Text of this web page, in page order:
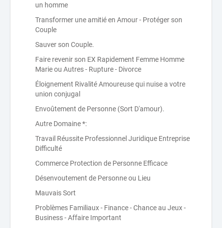
un homme
Transformer une amitié en Amour - Protéger son
Couple
Sauver son Couple.
Faire revenir son EX Rapidement Femme Homme
Marie ou Autres - Rupture - Divorce
Éloignement Rivalité Amoureuse qui nuise a votre
union conjugal
Envoûtement de Personne (Sort D'amour).
Autre Domaine *:
Travail Réussite Professionnel Juridique Entreprise
Difficulté
Commerce Protection de Personne Efficace
Désenvoutement de Personne ou Lieu
Mauvais Sort
Problèmes Familiaux - Finance - Chance au Jeux -
Business - Affaire Important